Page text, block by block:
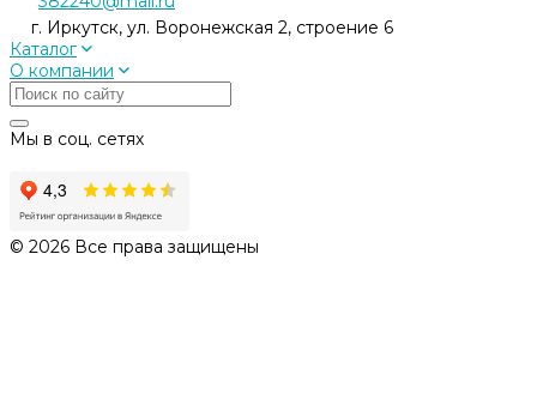
г. Иркутск, ул. Воронежская 2, строение 6
Каталог
О компании
Мы в соц. сетях
© 2026 Все права защищены